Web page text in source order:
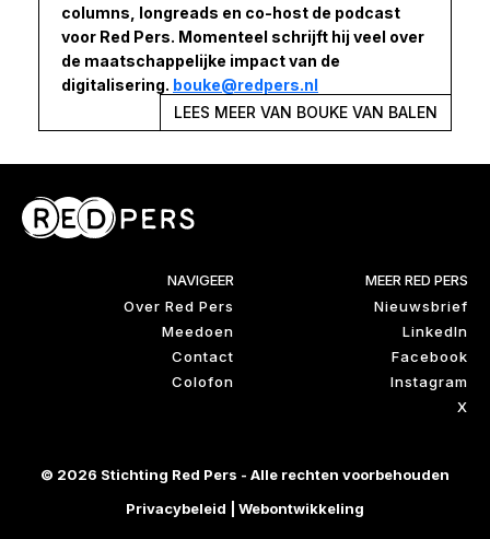
columns, longreads en co-host de podcast
voor Red Pers. Momenteel schrijft hij veel over
de maatschappelijke impact van de
digitalisering. bouke@redpers.nl
LEES MEER VAN BOUKE VAN BALEN
NAVIGEER
Over Red Pers
Meedoen
Contact
Colofon
MEER RED PERS
Nieuwsbrief
LinkedIn
Facebook
Instagram
X
© 2026 Stichting Red Pers - Alle rechten voorbehouden
Privacybeleid
Webontwikkeling